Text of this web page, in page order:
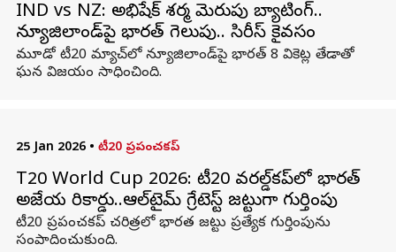
IND vs NZ: అభిషేక్ శర్మ మెరుపు బ్యాటింగ్..
న్యూజిలాండ్‌పై భారత్ గెలుపు.. సిరీస్ కైవసం
మూడో టీ20 మ్యాచ్‌లో న్యూజిలాండ్‌పై భారత్ 8 వికెట్ల తేడాతో
ఘన విజయం సాధించింది.
25 Jan 2026 • టీ20 ప్రపంచకప్‌
T20 World Cup 2026: టీ20 వరల్డ్‌కప్‌లో భారత్
అజేయ రికార్డు..ఆల్‌టైమ్ గ్రేటెస్ట్ జట్టుగా గుర్తింపు
టీ20 ప్రపంచకప్ చరిత్రలో భారత జట్టు ప్రత్యేక గుర్తింపును
సంపాదించుకుంది.